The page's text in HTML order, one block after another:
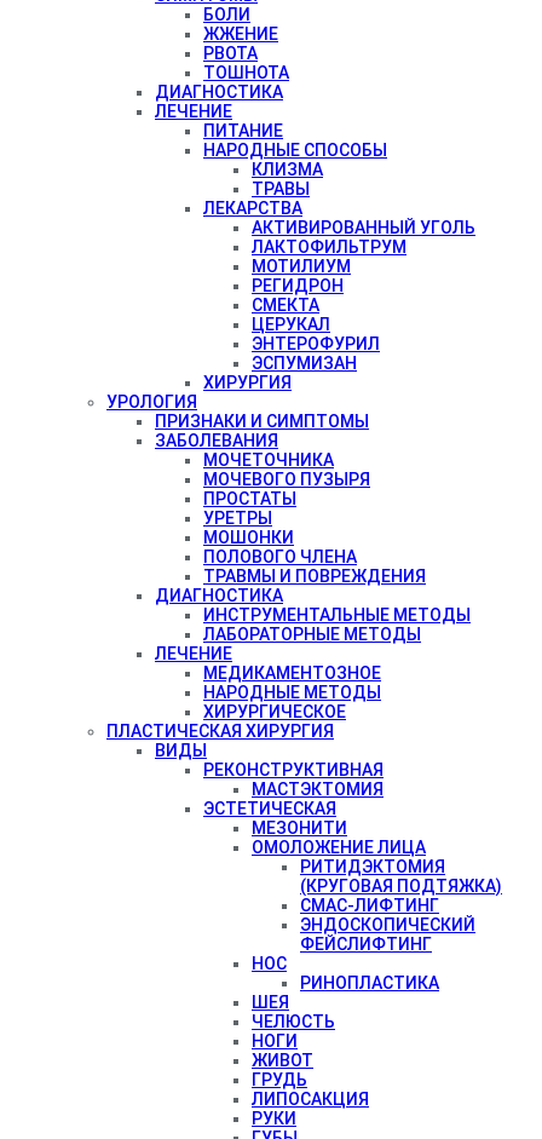
БОЛИ
ЖЖЕНИЕ
РВОТА
ТОШНОТА
ДИАГНОСТИКА
ЛЕЧЕНИЕ
ПИТАНИЕ
НАРОДНЫЕ СПОСОБЫ
КЛИЗМА
ТРАВЫ
ЛЕКАРСТВА
АКТИВИРОВАННЫЙ УГОЛЬ
ЛАКТОФИЛЬТРУМ
МОТИЛИУМ
РЕГИДРОН
СМЕКТА
ЦЕРУКАЛ
ЭНТЕРОФУРИЛ
ЭСПУМИЗАН
ХИРУРГИЯ
УРОЛОГИЯ
ПРИЗНАКИ И СИМПТОМЫ
ЗАБОЛЕВАНИЯ
МОЧЕТОЧНИКА
МОЧЕВОГО ПУЗЫРЯ
ПРОСТАТЫ
УРЕТРЫ
МОШОНКИ
ПОЛОВОГО ЧЛЕНА
ТРАВМЫ И ПОВРЕЖДЕНИЯ
ДИАГНОСТИКА
ИНСТРУМЕНТАЛЬНЫЕ МЕТОДЫ
ЛАБОРАТОРНЫЕ МЕТОДЫ
ЛЕЧЕНИЕ
МЕДИКАМЕНТОЗНОЕ
НАРОДНЫЕ МЕТОДЫ
ХИРУРГИЧЕСКОЕ
ПЛАСТИЧЕСКАЯ ХИРУРГИЯ
ВИДЫ
РЕКОНСТРУКТИВНАЯ
МАСТЭКТОМИЯ
ЭСТЕТИЧЕСКАЯ
МЕЗОНИТИ
ОМОЛОЖЕНИЕ ЛИЦА
РИТИДЭКТОМИЯ
(КРУГОВАЯ ПОДТЯЖКА)
СМАС-ЛИФТИНГ
ЭНДОСКОПИЧЕСКИЙ
ФЕЙСЛИФТИНГ
НОС
РИНОПЛАСТИКА
ШЕЯ
ЧЕЛЮСТЬ
НОГИ
ЖИВОТ
ГРУДЬ
ЛИПОСАКЦИЯ
РУКИ